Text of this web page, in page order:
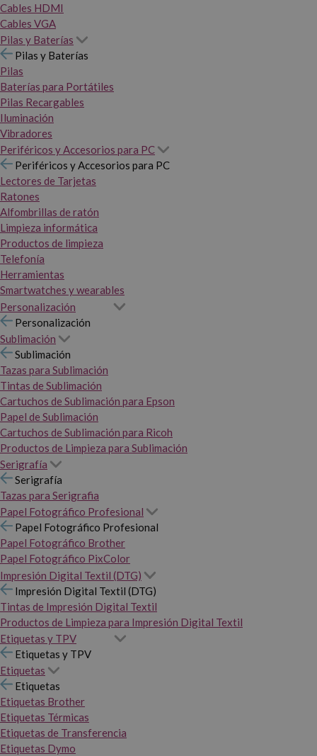
Cables HDMI
Cables VGA
Pilas y Baterías
Pilas y Baterías
Pilas
Baterías para Portátiles
Pilas Recargables
Iluminación
Vibradores
Periféricos y Accesorios para PC
Periféricos y Accesorios para PC
Lectores de Tarjetas
Ratones
Alfombrillas de ratón
Limpieza informática
Productos de limpieza
Telefonía
Herramientas
Smartwatches y wearables
Personalización
Personalización
Sublimación
Sublimación
Tazas para Sublimación
Tintas de Sublimación
Cartuchos de Sublimación para Epson
Papel de Sublimación
Cartuchos de Sublimación para Ricoh
Productos de Limpieza para Sublimación
Serigrafía
Serigrafía
Tazas para Serigrafia
Papel Fotográfico Profesional
Papel Fotográfico Profesional
Papel Fotográfico Brother
Papel Fotográfico PixColor
Impresión Digital Textil (DTG)
Impresión Digital Textil (DTG)
Tintas de Impresión Digital Textil
Productos de Limpieza para Impresión Digital Textil
Etiquetas y TPV
Etiquetas y TPV
Etiquetas
Etiquetas
Etiquetas Brother
Etiquetas Térmicas
Etiquetas de Transferencia
Etiquetas Dymo